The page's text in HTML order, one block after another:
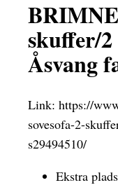
skuffer/
Åsvang
Link: https://
sovesofa-2-
s29494510/
Ekstra